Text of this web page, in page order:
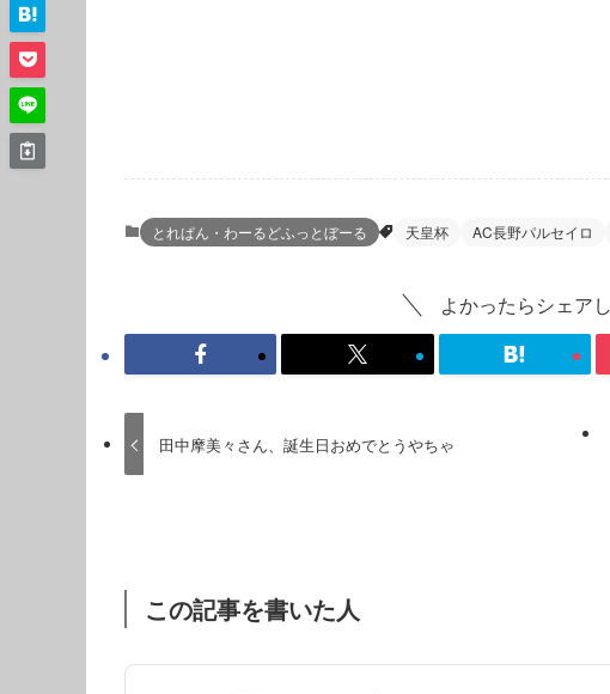
とれぱん・わーるどふっとぼーる 天皇杯 AC長野パルセイロ
よかったらシェア
田中摩美々さん、誕生日おめでとうやちゃ
この記事を書いた人